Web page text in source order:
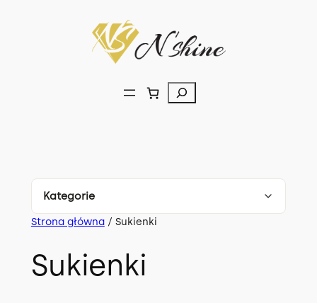
Szukaj
Kategorie
Komplety
Bluzki
Strona główna/ Sukienki
Sukienki